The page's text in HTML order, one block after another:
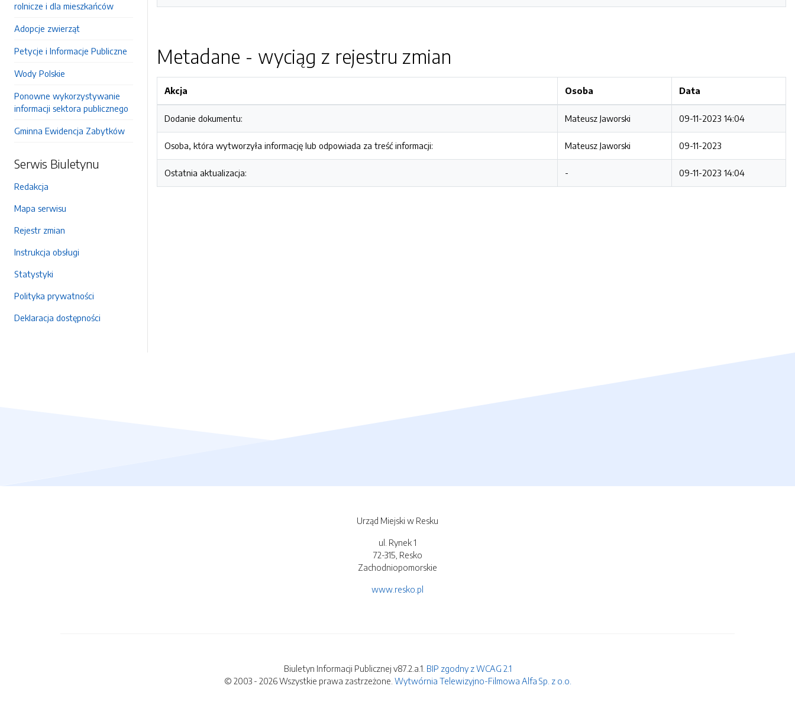
rolnicze i dla mieszkańców
Adopcje zwierząt
Petycje i Informacje Publiczne
Wody Polskie
Ponowne wykorzystywanie
informacji sektora publicznego
Gminna Ewidencja Zabytków
Serwis Biuletynu
Redakcja
Mapa serwisu
Rejestr zmian
Instrukcja obsługi
Statystyki
Polityka prywatności
Deklaracja dostępności
Metadane - wyciąg z rejestru zmian
Akcja Osoba Data
Dodanie dokumentu: Mateusz Jaworski 09-11-2023 14:04
Osoba, która wytworzyła informację lub odpowiada za treść informacji: Mateusz Jaworski 09-11-2023
Ostatnia aktualizacja: - 09-11-2023 14:04
Urząd Miejski w Resku
ul. Rynek 1
72-315, Resko
Zachodniopomorskie
www.resko.pl
Biuletyn Informacji Publicznej v87.2.a.1. BIP zgodny z WCAG 2.1
© 2003 - 2026 Wszystkie prawa zastrzeżone. Wytwórnia Telewizyjno-Filmowa Alfa Sp. z o.o.